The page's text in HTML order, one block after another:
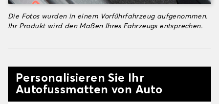
Die Fotos wurden in einem Vorführfahrzeug aufgenommen.
Ihr Produkt wird den Maßen Ihres Fahrzeugs entsprechen.
Personalisieren Sie Ihr
Autofussmatten von Auto